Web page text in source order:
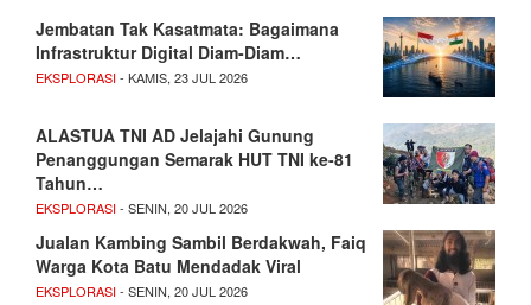
Jembatan Tak Kasatmata: Bagaimana
Infrastruktur Digital Diam-Diam…
EKSPLORASI- KAMIS, 23 JUL 2026
ALASTUA TNI AD Jelajahi Gunung
Penanggungan Semarak HUT TNI ke-81
Tahun…
EKSPLORASI- SENIN, 20 JUL 2026
Jualan Kambing Sambil Berdakwah, Faiq
Warga Kota Batu Mendadak Viral
EKSPLORASI- SENIN, 20 JUL 2026